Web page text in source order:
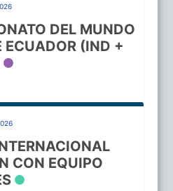
DEL MUNDO
ECUADOR (IND +
CON EQUIPO